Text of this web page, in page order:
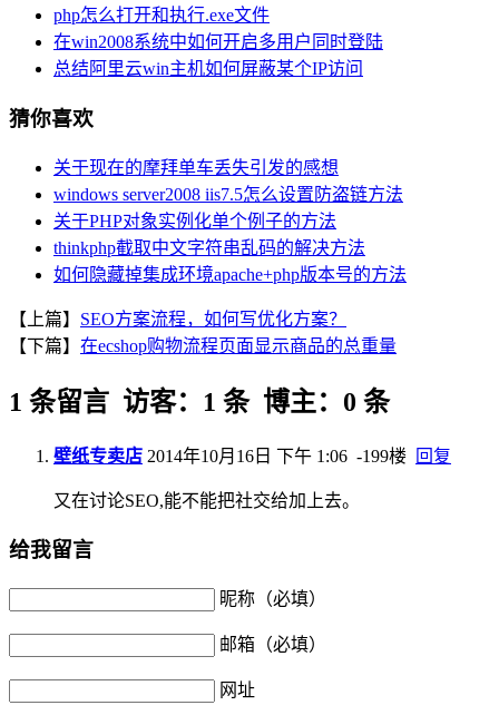
php怎么打开和执行.exe文件
在win2008系统中如何开启多用户同时登陆
总结阿里云win主机如何屏蔽某个IP访问
猜你喜欢
关于现在的摩拜单车丢失引发的感想
windows server2008 iis7.5怎么设置防盗链方法
关于PHP对象实例化单个例子的方法
thinkphp截取中文字符串乱码的解决方法
如何隐藏掉集成环境apache+php版本号的方法
【上篇】 SEO方案流程，如何写优化方案？
【下篇】 在ecshop购物流程页面显示商品的总重量
1 条留言 访客：1 条 博主：0 条
壁纸专卖店 2014年10月16日 下午 1:06 -199楼 回复
又在讨论SEO,能不能把社交给加上去。
给我留言
昵称（必填）
邮箱（必填）
网址